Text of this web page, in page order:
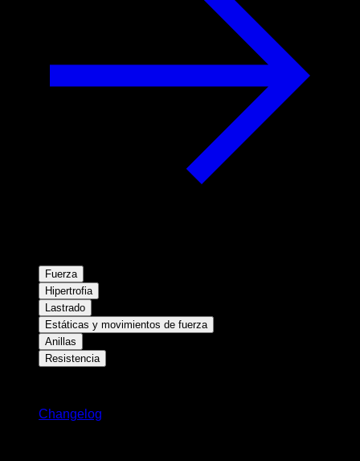
Fuerza
Hipertrofia
Lastrado
Estáticas y movimientos de fuerza
Anillas
Resistencia
Changelog